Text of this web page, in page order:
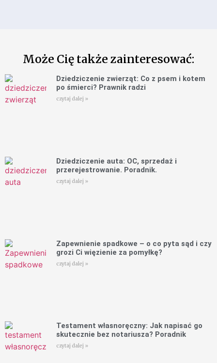
Może Cię także zainteresować:
Dziedziczenie zwierząt: Co z psem i kotem
po śmierci? Prawnik radzi
czytaj dalej »
Dziedziczenie auta: OC, sprzedaż i
przerejestrowanie. Poradnik.
czytaj dalej »
Zapewnienie spadkowe – o co pyta sąd i czy
grozi Ci więzienie za pomyłkę?
czytaj dalej »
Testament własnoręczny: Jak napisać go
skutecznie bez notariusza? Poradnik
czytaj dalej »